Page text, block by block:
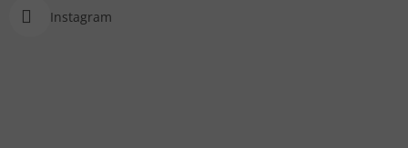
Instagram